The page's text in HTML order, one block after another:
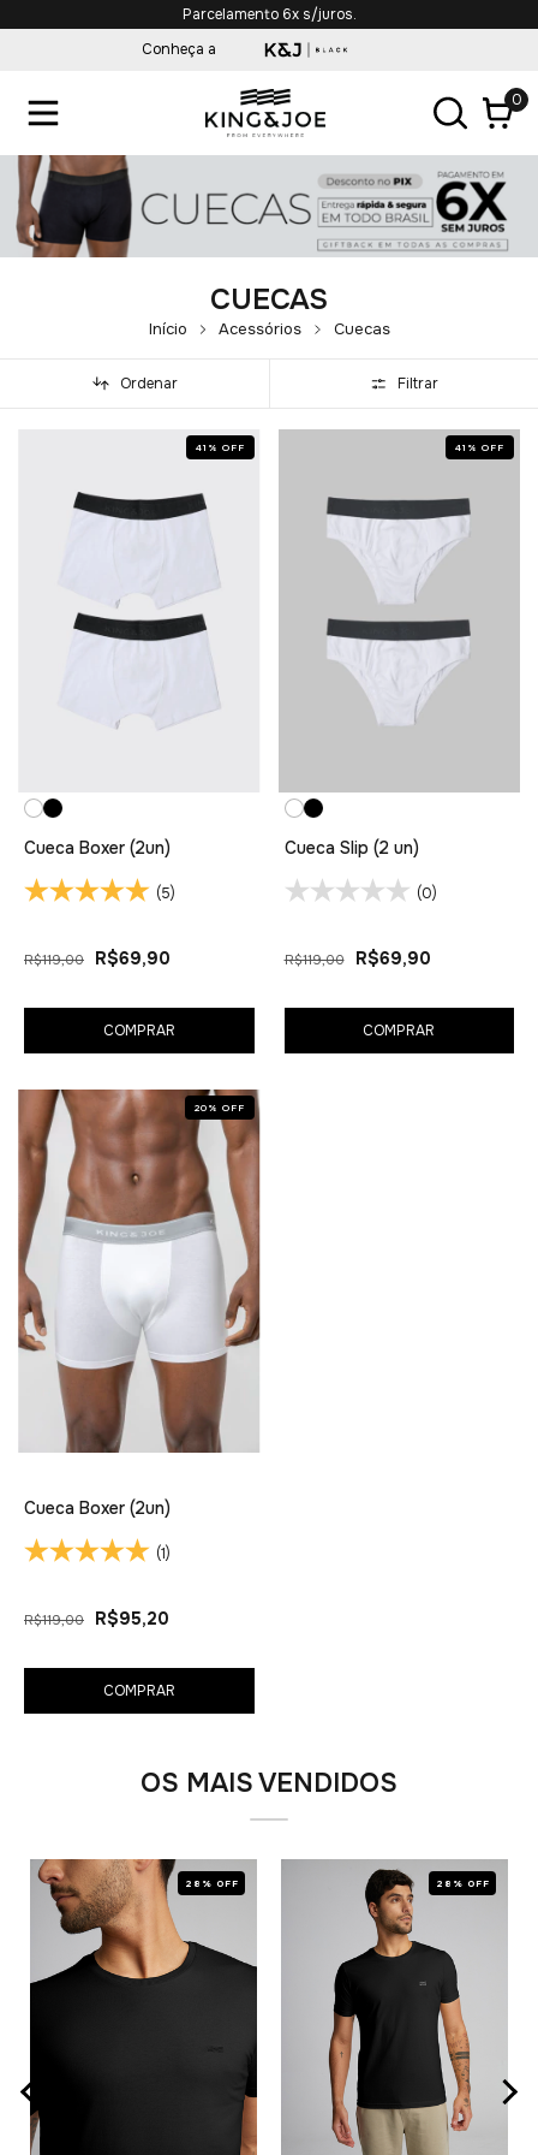
Parcelamento 6x s/juros.
Conheça a
0
CUECAS
Início Acessórios Cuecas
Ordenar Filtrar
41 % OFF
Cueca Boxer (2un)
(5)
R$119,00 R$69,90
COMPRAR
41 % OFF
Cueca Slip (2 un)
(0)
R$119,00 R$69,90
COMPRAR
20 % OFF
Cueca Boxer (2un)
(1)
R$119,00 R$95,20
COMPRAR
OS MAIS VENDIDOS
28% OFF 28% OFF